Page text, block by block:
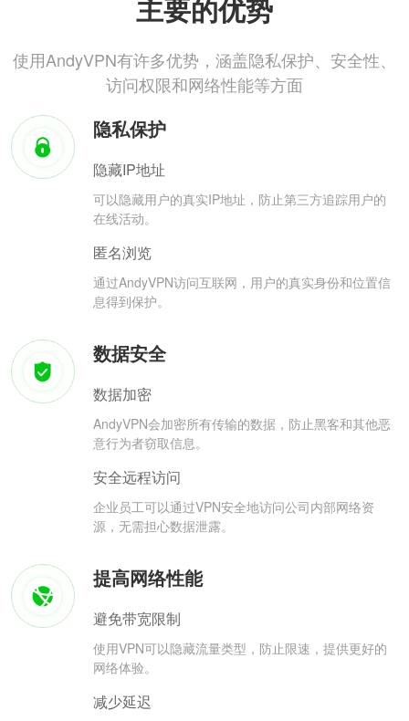
主要的优势
使用AndyVPN有许多优势，涵盖隐私保护、安全性、
访问权限和网络性能等方面
隐私保护
隐藏IP地址
可以隐藏用户的真实IP地址，防止第三方追踪用户的
在线活动。
匿名浏览
通过AndyVPN访问互联网，用户的真实身份和位置信
息得到保护。
数据安全
数据加密
AndyVPN会加密所有传输的数据，防止黑客和其他恶
意行为者窃取信息。
安全远程访问
企业员工可以通过VPN安全地访问公司内部网络资
源，无需担心数据泄露。
提高网络性能
避免带宽限制
使用VPN可以隐藏流量类型，防止限速，提供更好的
网络体验。
减少延迟